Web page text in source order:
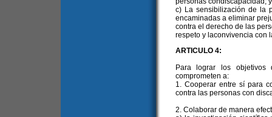
c) La sensibilización de la
encaminadas a eliminar
contra el derecho de las
respeto y laconvivencia con
ARTICULO 4:
Para lograr los objetivos
comprometen a:
1. Cooperar entre sí para
contra las personas con
2. Colaborar de manera